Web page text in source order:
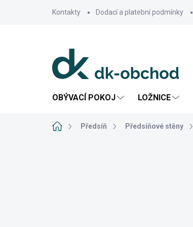
Kontakty Dodací a platební podmínky
OBÝVACÍ POKOJ LOŽNICE
DomůPředsíň Předsíňové stěny